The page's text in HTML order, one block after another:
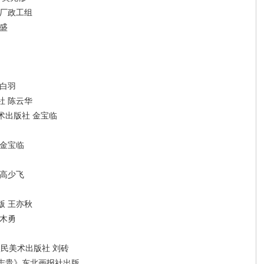
政工组
羽
陈云华
出版社 金宝临
宝临
少飞
王亦秋
勇
美术出版社 刘砖